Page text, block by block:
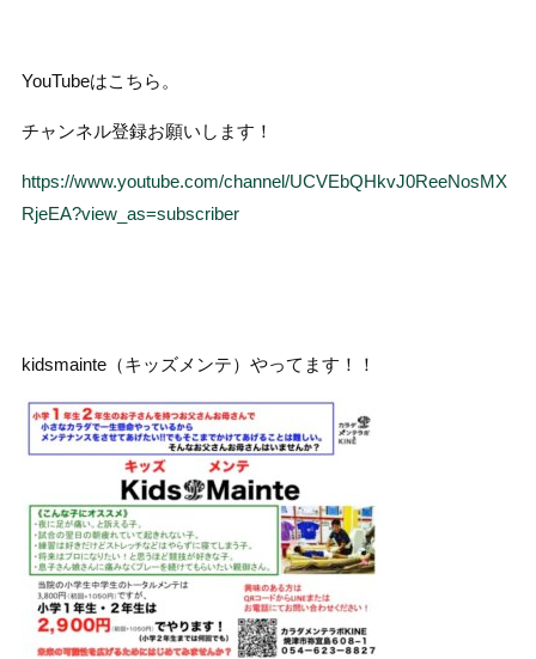
YouTubeはこちら。
チャンネル登録お願いします！
https://www.youtube.com/channel/UCVEbQHkvJ0ReeNosMX
RjeEA?view_as=subscriber
kidsmainte（キッズメンテ）やってます！！